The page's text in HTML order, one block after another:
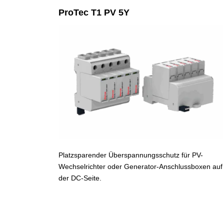
ProTec T1 PV 5Y
Platzsparender Überspannungsschutz für PV-
Wechselrichter oder Generator-Anschlussboxen auf
der DC-Seite.